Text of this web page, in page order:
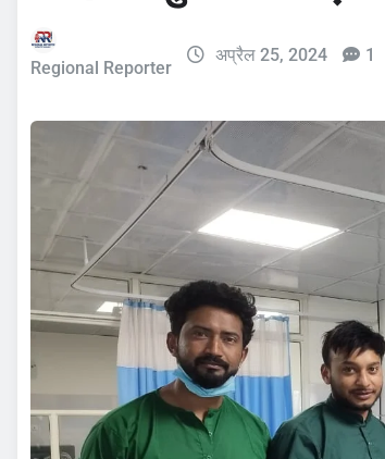
Regional Reporter
अप्रैल 25, 2024 1